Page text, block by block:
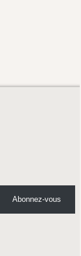
Abonnez-vous